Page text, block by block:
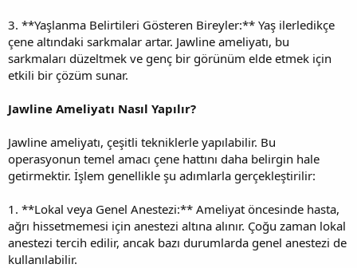
3. **Yaşlanma Belirtileri Gösteren Bireyler:** Yaş ilerledikçe
çene altındaki sarkmalar artar. Jawline ameliyatı, bu
sarkmaları düzeltmek ve genç bir görünüm elde etmek için
etkili bir çözüm sunar.
Jawline Ameliyatı Nasıl Yapılır?
Jawline ameliyatı, çeşitli tekniklerle yapılabilir. Bu
operasyonun temel amacı çene hattını daha belirgin hale
getirmektir. İşlem genellikle şu adımlarla gerçekleştirilir:
1. **Lokal veya Genel Anestezi:** Ameliyat öncesinde hasta,
ağrı hissetmemesi için anestezi altına alınır. Çoğu zaman lokal
anestezi tercih edilir, ancak bazı durumlarda genel anestezi de
kullanılabilir.